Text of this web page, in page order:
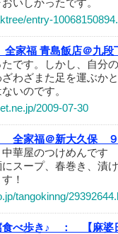
いしかったです。
entry-
全家福 青島飯店＠九段
です。しかし、自分
わざまた足を運ぶか
いのです。
2009-07-30
全家福＠新大久保
中華屋のつけめんです
スープ、春巻き、漬
！
tangokinng/
べ歩き♪ ：
【麻